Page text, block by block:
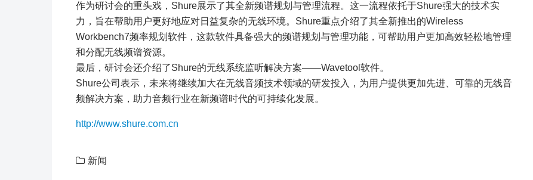
作为研讨会的重头戏，Shure展示了其全新频谱规划与管理流程。这一流程依托于Shure强大的技术实
力，旨在帮助用户更好地应对日益复杂的无线环境。Shure重点介绍了其全新推出的Wireless
Workbench7频率规划软件，这款软件具备强大的频谱规划与管理功能，可帮助用户更加高效轻松地管理
和分配无线频谱资源。
最后，研讨会还介绍了Shure的无线系统监听解决方案——Wavetool软件。
Shure公司表示，未来将继续加大在无线音频技术领域的研发投入，为用户提供更加先进、可靠的无线音
频解决方案，助力音频行业在新频谱时代的可持续化发展。
http://www.shure.com.cn
新闻